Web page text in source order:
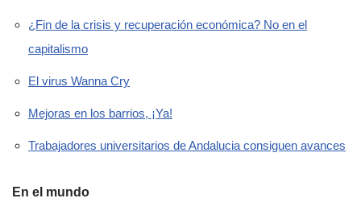
¿Fin de la crisis y recuperación económica? No en el
capitalismo
El virus Wanna Cry
Mejoras en los barrios, ¡Ya!
Trabajadores universitarios de Andalucia consiguen avances
En el mundo